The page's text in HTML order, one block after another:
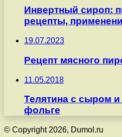
Инвертный сироп:
рецепты,
19.07.2023
Рецепт мясного
11.05.2018
Телятина с сыром
фольге
© Copyright 2026, Dumol.ru